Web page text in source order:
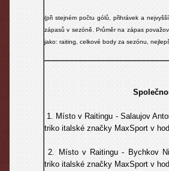
(při stejném počtu gólů, přihrávek a
zápasů v sezóně. Průměr na zápas
jako: raiting, celkové body za sezónu,
1. Místo v Raitingu - Salaujov
triko italské značky MaxSport v
2. Místo v Raitingu - Bychkov
triko italské značky MaxSport v